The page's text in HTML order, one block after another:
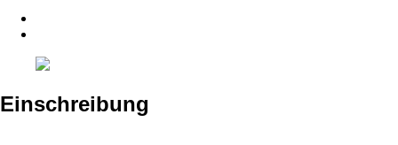
Einschreibung